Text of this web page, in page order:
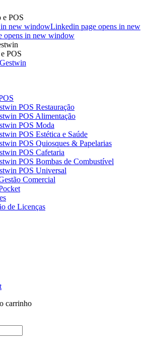
e POS
in new windowLinkedin page opens in new
opens in new window
POS
POS Restauração
POS Alimentação
POS Moda
POS Estética e Saúde
POS Quiosques & Papelarias
POS Cafetaria
POS Bombas de Combustível
POS Universal
Comercial
de Licenças
carrinho